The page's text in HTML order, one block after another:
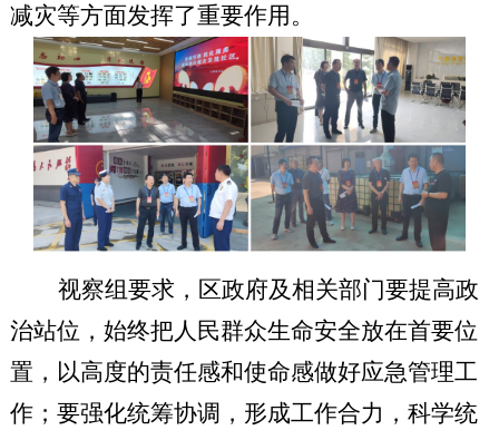
减灾等方面发挥了重要作用。
视察组要求，区政府及相关部门要提高政
治站位，始终把人民群众生命安全放在首要位
置，以高度的责任感和使命感做好应急管理工
作；要强化统筹协调，形成工作合力，科学统